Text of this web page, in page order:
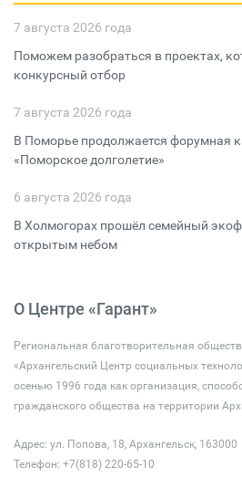
7 августа 2026 года
Поможем разобраться в проектах,
конкурсный отбор
7 августа 2026 года
В Поморье продолжается форумная
«Поморское долголетие»
6 августа 2026 года
В Холмогорах прошёл семейный
открытым небом
О Центре «Гарант»
Региональная благотворительная
«Архангельский Центр социальных
осенью 1996 года как организация,
гражданского общества на территории
Адрес: ул. Попова, 18, Архангельск, 163000
Телефон: +7(818) 220-65-10